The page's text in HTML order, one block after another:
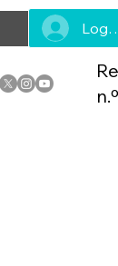
Log